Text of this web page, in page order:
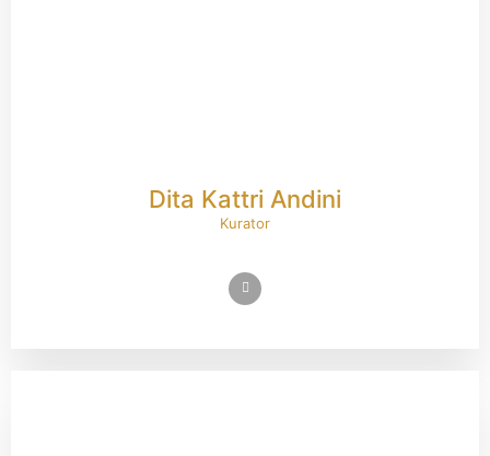
Dita Kattri Andini
Kurator